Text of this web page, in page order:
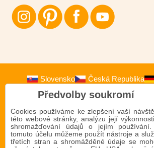
Slovensko Česká Republika
Österreich
Polska
Předvolby soukromí
Cookies používáme ke zlepšení vaší
této webové stránky, analýzu její
shromažďování údajů o jejím
tomuto účelu můžeme použít nástroje a
třetích stran a shromážděné údaje se